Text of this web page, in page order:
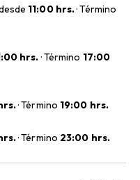
11:00 hrs.· Término
hrs.· Término 17:00
· Término 19:00 hrs.
· Término 23:00 hrs.